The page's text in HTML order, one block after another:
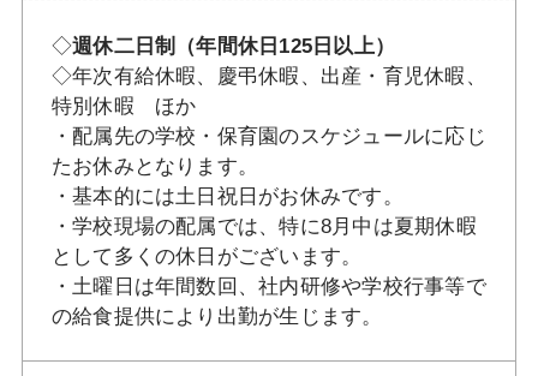
◇週休二日制（年間休日125日以上）
◇年次有給休暇、慶弔休暇、出産・育児休暇、
特別休暇 ほか
・配属先の学校・保育園のスケジュールに応じ
たお休みとなります。
・基本的には土日祝日がお休みです。
・学校現場の配属では、特に8月中は夏期休暇
として多くの休日がございます。
・土曜日は年間数回、社内研修や学校行事等で
の給食提供により出勤が生じます。